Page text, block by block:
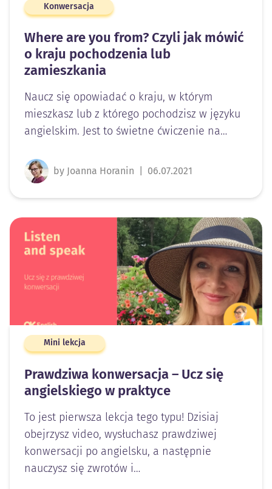
Konwersacja
Where are you from? Czyli jak mówić
o kraju pochodzenia lub
zamieszkania
Naucz się opowiadać o kraju, w którym
mieszkasz lub z którego pochodzisz w języku
angielskim. Jest to świetne ćwiczenie na…
by Joanna Horanin 06.07.2021
Mini lekcja
Prawdziwa konwersacja – Ucz się
angielskiego w praktyce
To jest pierwsza lekcja tego typu! Dzisiaj
obejrzysz video, wysłuchasz prawdziwej
konwersacji po angielsku, a następnie
nauczysz się zwrotów i…